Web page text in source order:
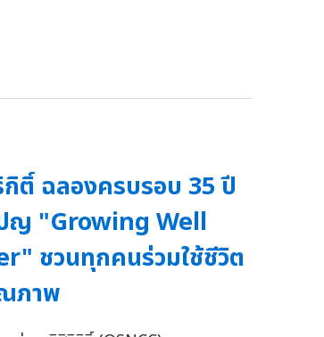
ติ์ ฉลองครบรอบ 35 ปี
ญ "Growing Well
ชวนทุกคนร่วมใช้ชีวิต
ภาพ